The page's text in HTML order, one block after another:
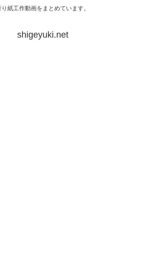
り紙工作動画をまとめています。
shigeyuki.net